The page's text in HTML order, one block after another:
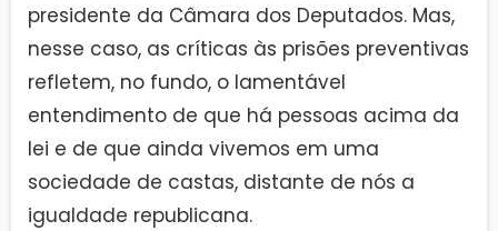
presidente da Câmara dos Deputados. Mas,
nesse caso, as críticas às prisões preventivas
refletem, no fundo, o lamentável
entendimento de que há pessoas acima da
lei e de que ainda vivemos em uma
sociedade de castas, distante de nós a
igualdade republicana.